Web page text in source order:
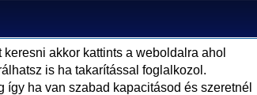
akkor kattints a weboldalra ahol
is ha takarítással foglalkozol.
így ha van szabad kapacitásod és szeretnél